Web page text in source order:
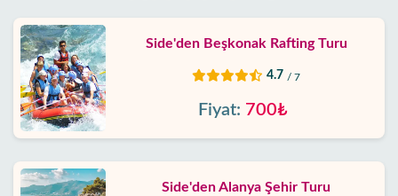
Side'den Beşkonak Rafting Turu
4.7 / 7
Fiyat: 700₺
Side'den Alanya Şehir Turu